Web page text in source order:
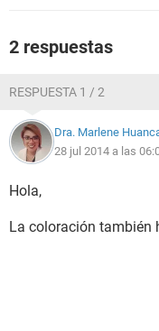
2 respuestas
RESPUESTA 1 / 2
Dra. Marlene
28 jul 2014 a las
Hola,
La coloración también